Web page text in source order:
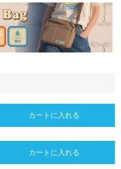
カートに入れる
カートに入れる